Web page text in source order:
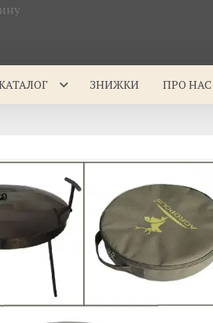
ЗНИЖКИ ПРО НАС